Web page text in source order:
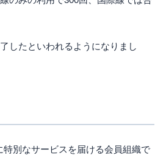
したといわれるようになりまし
別なサービスを届ける会員組織で